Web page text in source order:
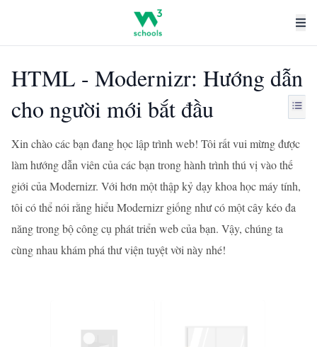
HTML - Modernizr: Hướng dẫn
cho người mới bắt đầu
Xin chào các bạn đang học lập trình web! Tôi rất vui mừng được
làm hướng dẫn viên của các bạn trong hành trình thú vị vào thế
giới của Modernizr. Với hơn một thập kỷ dạy khoa học máy tính,
tôi có thể nói rằng hiểu Modernizr giống như có một cây kéo đa
năng trong bộ công cụ phát triển web của bạn. Vậy, chúng ta
cùng nhau khám phá thư viện tuyệt vời này nhé!